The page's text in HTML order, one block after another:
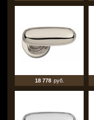
18 778 руб.